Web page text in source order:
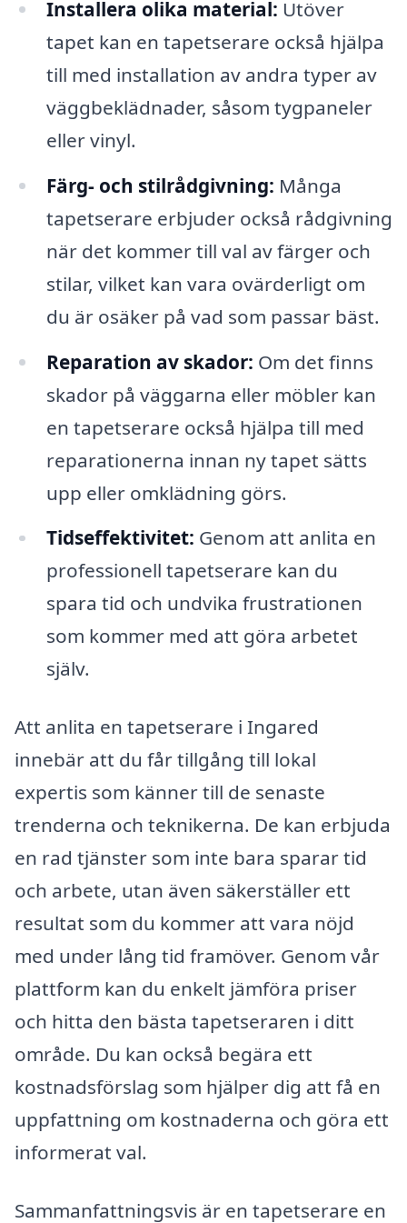
Installera olika material: Utöver
tapet kan en tapetserare också hjälpa
till med installation av andra typer av
väggbeklädnader, såsom tygpaneler
eller vinyl.
Färg- och stilrådgivning: Många
tapetserare erbjuder också rådgivning
när det kommer till val av färger och
stilar, vilket kan vara ovärderligt om
du är osäker på vad som passar bäst.
Reparation av skador: Om det finns
skador på väggarna eller möbler kan
en tapetserare också hjälpa till med
reparationerna innan ny tapet sätts
upp eller omklädning görs.
Tidseffektivitet: Genom att anlita en
professionell tapetserare kan du
spara tid och undvika frustrationen
som kommer med att göra arbetet
själv.
Att anlita en tapetserare i Ingared
innebär att du får tillgång till lokal
expertis som känner till de senaste
trenderna och teknikerna. De kan erbjuda
en rad tjänster som inte bara sparar tid
och arbete, utan även säkerställer ett
resultat som du kommer att vara nöjd
med under lång tid framöver. Genom vår
plattform kan du enkelt jämföra priser
och hitta den bästa tapetseraren i ditt
område. Du kan också begära ett
kostnadsförslag som hjälper dig att få en
uppfattning om kostnaderna och göra ett
informerat val.
Sammanfattningsvis är en tapetserare en